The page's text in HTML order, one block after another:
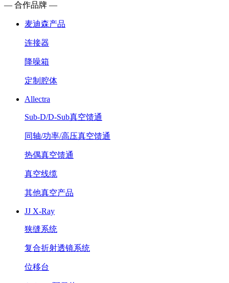
— 合作品牌 —
麦迪森产品
连接器
降噪箱
定制腔体
Allectra
Sub-D/D-Sub真空馈通
同轴/功率/高压真空馈通
热偶真空馈通
真空线缆
其他真空产品
JJ X-Ray
狭缝系统
复合折射透镜系统
位移台